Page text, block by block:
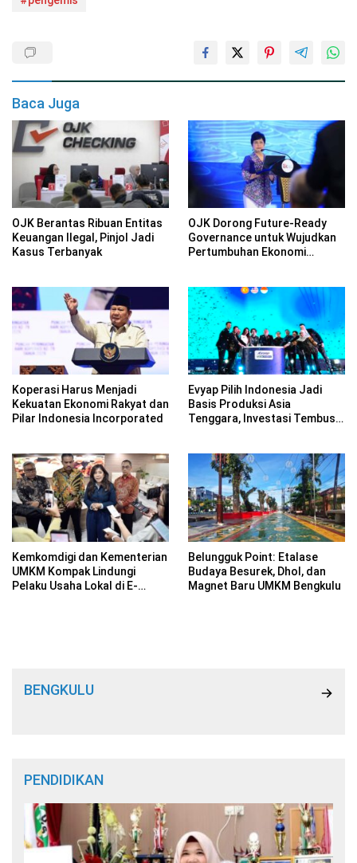
Baca Juga
OJK Berantas Ribuan Entitas
Keuangan Ilegal, Pinjol Jadi
Kasus Terbanyak
OJK Dorong Future-Ready
Governance untuk Wujudkan
Pertumbuhan Ekonomi
Koperasi Harus Menjadi
Kekuatan Ekonomi Rakyat dan
Pilar Indonesia Incorporated
Evyap Pilih Indonesia Jadi
Basis Produksi Asia
Tenggara, Investasi Tembus
Kemkomdigi dan Kementerian
UMKM Kompak Lindungi
Pelaku Usaha Lokal di E-
Belungguk Point: Etalase
Budaya Besurek, Dhol, dan
Magnet Baru UMKM Bengkulu
BENGKULU
PENDIDIKAN